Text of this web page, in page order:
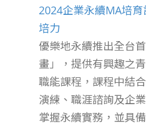
2024企業永續MA培
培力
優樂地永續推出全台
畫」，提供有興趣之
職能課程，課程中結
演練、職涯諮詢及企
掌握永續實務，並具